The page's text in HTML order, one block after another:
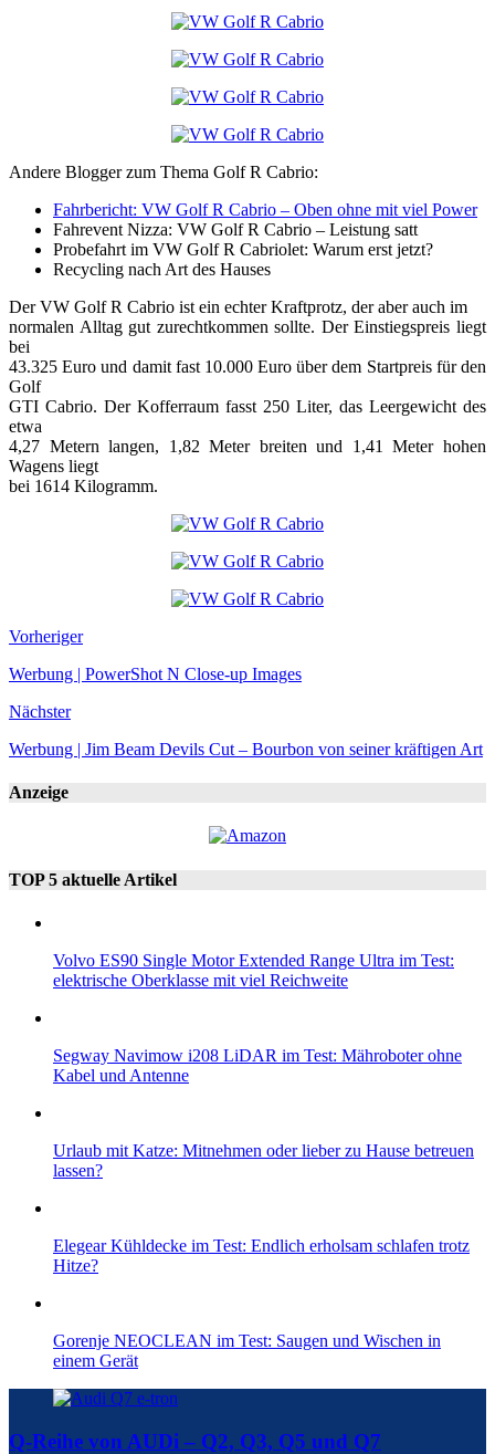
Andere Blogger zum Thema Golf R Cabrio:
Fahrbericht: VW Golf R Cabrio – Oben ohne mit viel Power
Fahrevent Nizza: VW Golf R Cabrio – Leistung satt
Probefahrt im VW Golf R Cabriolet: Warum erst jetzt?
Recycling nach Art des Hauses
Der VW Golf R Cabrio ist ein echter Kraftprotz, der aber auch im
normalen Alltag gut zurechtkommen sollte. Der Einstiegspreis liegt
bei
43.325 Euro und damit fast 10.000 Euro über dem Startpreis für den
Golf
GTI Cabrio. Der Kofferraum fasst 250 Liter, das Leergewicht des
etwa
4,27 Metern langen, 1,82 Meter breiten und 1,41 Meter hohen
Wagens liegt
bei 1614 Kilogramm.
Vorheriger
Werbung | PowerShot N Close-up Images
Nächster
Werbung | Jim Beam Devils Cut – Bourbon von seiner kräftigen Art
Anzeige
TOP 5 aktuelle Artikel
Volvo ES90 Single Motor Extended Range Ultra im Test:
elektrische Oberklasse mit viel Reichweite
Segway Navimow i208 LiDAR im Test: Mähroboter ohne
Kabel und Antenne
Urlaub mit Katze: Mitnehmen oder lieber zu Hause betreuen
lassen?
Elegear Kühldecke im Test: Endlich erholsam schlafen trotz
Hitze?
Gorenje NEOCLEAN im Test: Saugen und Wischen in
einem Gerät
Q-Reihe von AUDi – Q2, Q3, Q5 und Q7